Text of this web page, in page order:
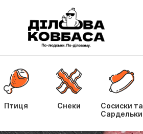
Птиця Снеки
Сосиски та
Сардельки